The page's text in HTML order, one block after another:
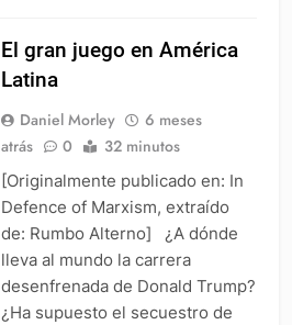
El gran juego en América
Latina
Daniel Morley
6 meses
atrás
0 32 minutos
[Originalmente publicado en: In
Defence of Marxism, extraído
de: Rumbo Alterno] ¿A dónde
lleva al mundo la carrera
desenfrenada de Donald Trump?
¿Ha supuesto el secuestro de